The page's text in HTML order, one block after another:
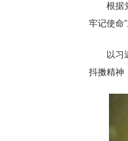
根据党
牢记使命
以习近
抖擞精神